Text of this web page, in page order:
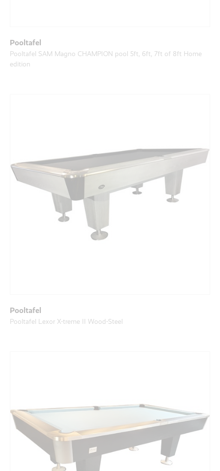
Pooltafel
Pooltafel SAM Magno CHAMPION pool 5ft, 6ft, 7ft of 8ft Home
edition
Pooltafel
Pooltafel Lexor X-treme II Wood-Steel